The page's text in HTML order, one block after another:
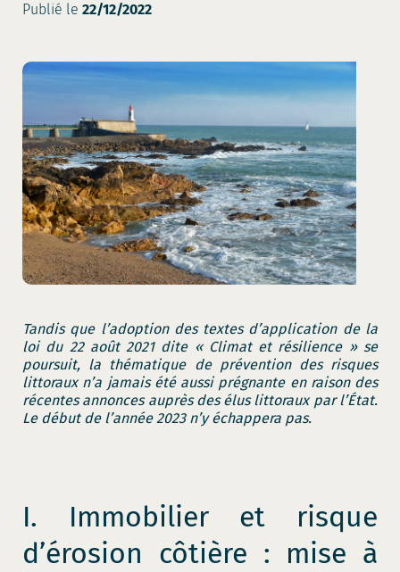
Publié le 22/12/2022
Tandis que l’adoption des textes d’application de la
loi du 22 août 2021 dite « Climat et résilience » se
poursuit, la thématique de prévention des risques
littoraux n’a jamais été aussi prégnante en raison des
récentes annonces auprès des élus littoraux par l’État.
Le début de l’année 2023 n’y échappera pas.
I. Immobilier et risque
d’érosion côtière : mise à